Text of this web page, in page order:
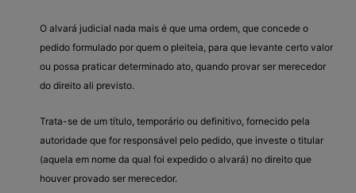
O alvará judicial nada mais é que uma ordem, que concede o
pedido formulado por quem o pleiteia, para que levante certo valor
ou possa praticar determinado ato, quando provar ser merecedor
do direito ali previsto.
Trata-se de um título, temporário ou definitivo, fornecido pela
autoridade que for responsável pelo pedido, que investe o titular
(aquela em nome da qual foi expedido o alvará) no direito que
houver provado ser merecedor.